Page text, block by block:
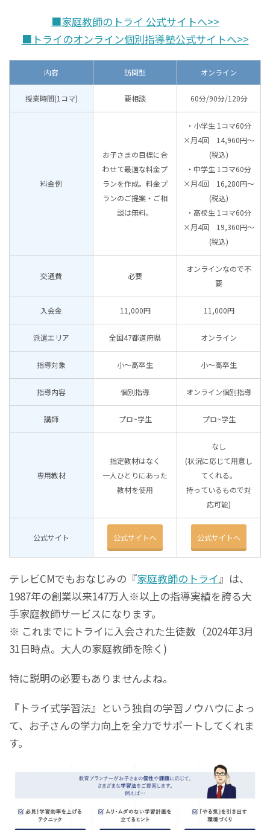
■家庭教師のトライ 公式サイトへ>>
■トライのオンライン個別指導塾公式サイトへ>>
内容 訪問型 オンライン
授業時間(1コマ) 要相談 60分/90分/120分
料金例
お子さまの目標に合
わせて最適な料金プ
ランを作成。料金プ
ランのご提案・ご相
談は無料。
・小学生 1コマ60分
×月4回 14,960円〜
(税込)
・中学生 1コマ60分
×月4回 16,280円〜
(税込)
・高校生 1コマ60分
×月4回 19,360円〜
(税込)
交通費 必要
オンラインなので不
要
入会金 11,000円 11,000円
派遣エリア 全国47都道府県 オンライン
指導対象 小～高卒生 小～高卒生
指導内容 個別指導 オンライン個別指導
講師 プロ~学生 プロ~学生
専用教材
指定教材はなく
一人ひとりにあった
教材を使用
なし
(状況に応じて用意し
てくれる。
持っているもので対
応可能)
公式サイト 公式サイトへ 公式サイトへ
テレビCMでもおなじみの『家庭教師のトライ』は、
1987年の創業以来147万人※以上の指導実績を誇る大
手家庭教師サービスになります。
※ これまでにトライに入会された生徒数（2024年3月
31日時点。大人の家庭教師を除く)
特に説明の必要もありませんよね。
『トライ式学習法』という独自の学習ノウハウによっ
て、お子さんの学力向上を全力でサポートしてくれま
す。